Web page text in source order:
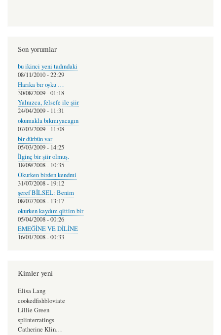
Son yorumlar
bu ikinci yeni tadındaki
08/11/2010 - 22:29
Harıka bır oyku …
30/08/2009 - 01:18
Yalnızca, felsefe ile şiir
24/04/2009 - 11:31
okumakla bıkmıyacagın
07/03/2009 - 11:08
bir dürbün var
05/03/2009 - 14:25
İlginç bir şiir olmuş.
18/09/2008 - 10:35
Okurken birden kendmi
31/07/2008 - 19:12
şeref BİLSEL: Benim
08/07/2008 - 13:17
okurken kaydım qittim bir
05/04/2008 - 00:26
EMEĞİNE VE DİLİNE
16/01/2008 - 00:33
Kimler yeni
Elisa Lang
cookedfishbloviate
Lillie Green
splinterratings
Catherine Klin…